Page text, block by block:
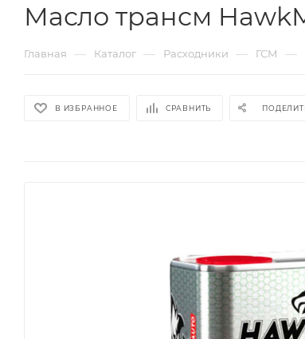
Масло трансм
Главная — Каталог — Расходники — ГСМ —
В ИЗБРАННОЕ СРАВНИТЬ